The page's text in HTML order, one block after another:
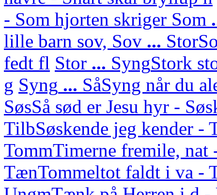
- Som hjorten skriger Som
lille barn sov, Sov ... Stor
fedt fl Stor ... SyngStork
g Syng ... SåSyng når du
SøsSå sød er Jesu hyr -
TilbSøskende jeg kender -
TommTimerne fremile,
TænTommeltot faldt i va -